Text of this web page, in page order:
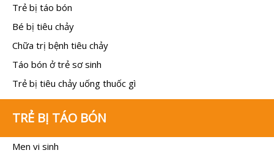
Trẻ bị táo bón
Bé bị tiêu chảy
Chữa trị bệnh tiêu chảy
Táo bón ở trẻ sơ sinh
Trẻ bị tiêu chảy uống thuốc gì
TRẺ BỊ TÁO BÓN
Men vi sinh